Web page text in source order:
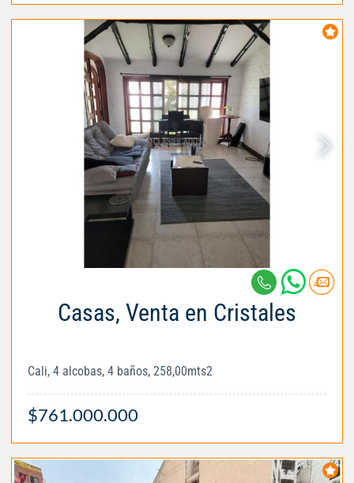
Casas, Venta en Cristales
Cali, 4 alcobas, 4 baños, 258,00mts2
$761.000.000